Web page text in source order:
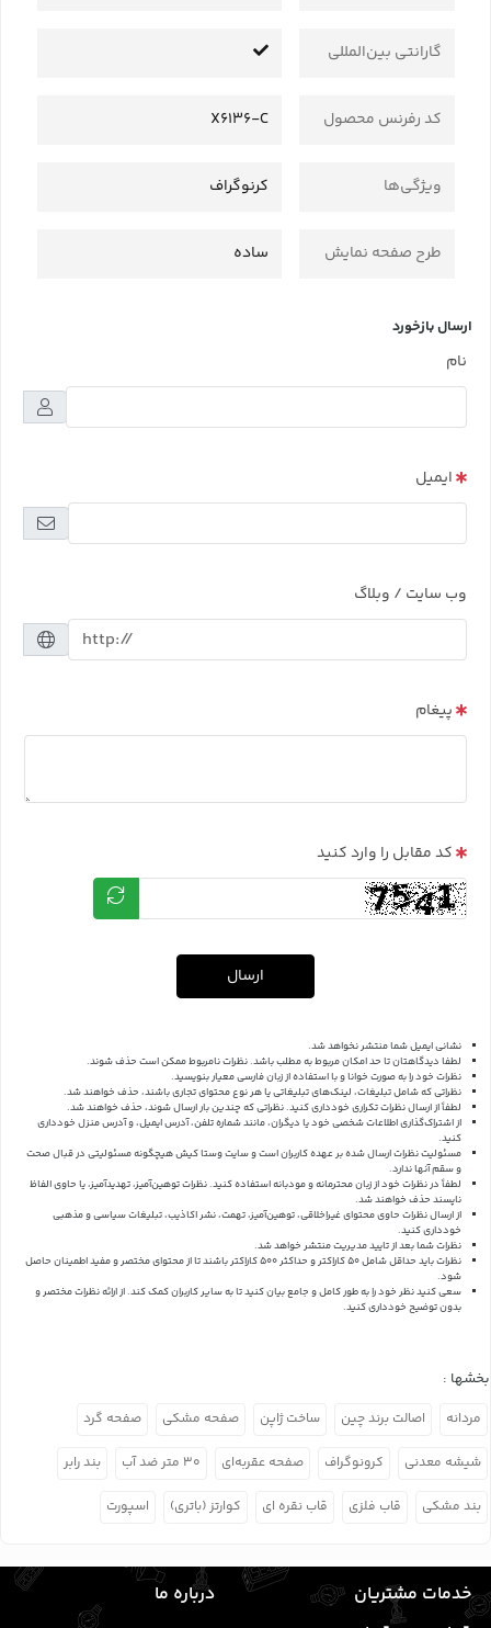
گارانتی بین‌المللی
کد رفرنس محصول X6136-C
ویژگی‌ها کرنوگراف
طرح صفحه نمایش ساده
ارسال بازخورد
نام
ایمیل
وب سایت / وبلاگ
پیغام
کد مقابل را وارد کنید
ارسال
نشانی ایمیل شما منتشر نخواهد شد.
لطفا دیدگاهتان تا حد امکان مربوط به مطلب باشد. نظرات نامربوط ممکن است حذف شوند.
نظرات خود را به صورت خوانا و با استفاده از زبان فارسی معیار بنویسید.
نظراتی که شامل تبلیغات، لینک‌های تبلیغاتی یا هر نوع محتوای تجاری باشند، حذف خواهند شد.
لطفاً از ارسال نظرات تکراری خودداری کنید. نظراتی که چندین بار ارسال شوند، حذف خواهند شد.
از اشتراک‌گذاری اطلاعات شخصی خود یا دیگران، مانند شماره تلفن، آدرس ایمیل، و آدرس منزل خودداری
کنید.
مسئولیت نظرات ارسال شده بر عهده کاربران است و سایت وستا کیش هیچگونه مسئولیتی در قبال صحت
و سقم آنها ندارد.
لطفاً در نظرات خود از زبان محترمانه و مودبانه استفاده کنید. نظرات توهین‌آمیز، تهدیدآمیز، یا حاوی الفاظ
ناپسند حذف خواهند شد.
از ارسال نظرات حاوی محتوای غیراخلاقی، توهین‌آمیز، تهمت، نشر اکاذیب، تبلیغات سیاسی و مذهبی
خودداری کنید.
نظرات شما بعد از تایید مدیریت منتشر خواهد شد.
نظرات باید حداقل شامل 50 کاراکتر و حداکثر 500 کاراکتر باشند تا از محتوای مختصر و مفید اطمینان حاصل
شود.
سعی کنید نظر خود را به طور کامل و جامع بیان کنید تا به سایر کاربران کمک کند.از ارائه نظرات مختصر و
بدون توضیح خودداری کنید.
بخشها :
مردانه اصالت برند چین ساخت ژاپن صفحه مشکی صفحه گرد
شیشه معدنی کرونوگراف صفحه عقربه‌ای ۳۰ متر ضد آب بند رابر
بند مشکی قاب فلزی قاب نقره ای کوارتز (باتری) اسپورت
خدمات مشتریان
درباره ما